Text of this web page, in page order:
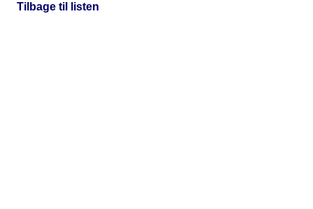
Tilbage til listen